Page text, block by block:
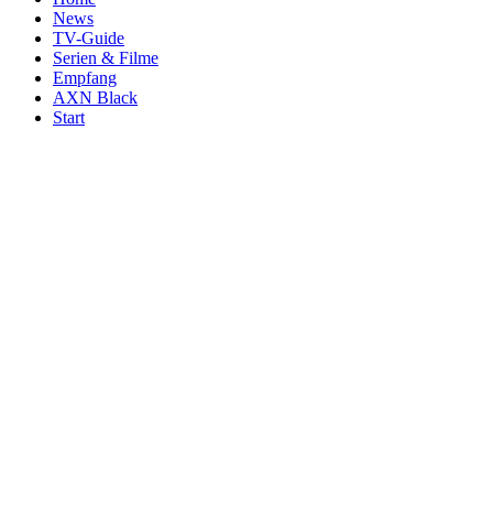
News
TV-Guide
Serien & Filme
Empfang
AXN Black
Start